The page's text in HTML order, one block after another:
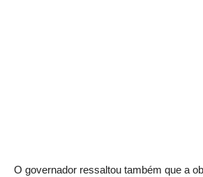
O governador ressaltou também que a